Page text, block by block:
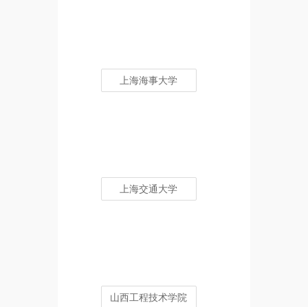
上海海事大学
上海交通大学
山西工程技术学院